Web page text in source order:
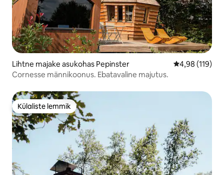
Lihtne majake asukohas Pepinster Keskmine
4,98 (119)
Cornesse männikoonus. Ebatavaline majutus.
Külaliste lemmik
Külaliste lemmik